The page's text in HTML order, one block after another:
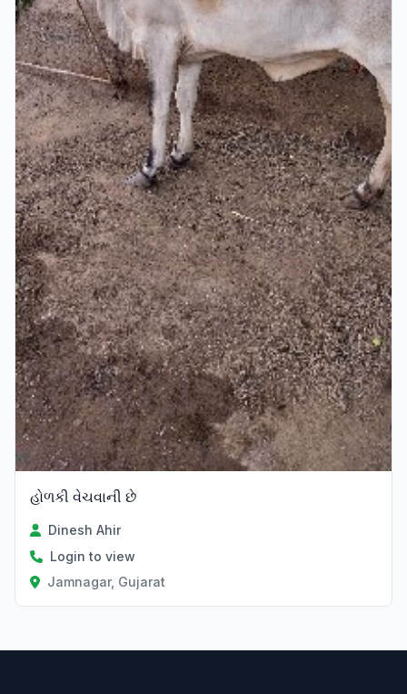
હોળકી વેચવાની છે
Dinesh Ahir
Login to view
Jamnagar, Gujarat